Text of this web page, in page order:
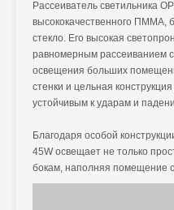
Рассеиватель светильника
высококачественного ПММА,
стекло. Его высокая
равномерным рассеиванием
освещения больших
стенки и цельная
устойчивым к ударам и
Благодаря особой
45W освещает не только
бокам, наполняя помещение